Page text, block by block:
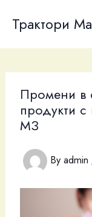
content
Трактори
Промени в
продукти
МЗ
By admin